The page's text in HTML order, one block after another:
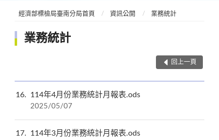
經濟部標檢局臺南分局首頁 資訊公開 業務統計
業務統計
回上一頁
16 114年4月份業務統計月報表.ods
2025/05/07
17 114年3月份業務統計月報表.ods